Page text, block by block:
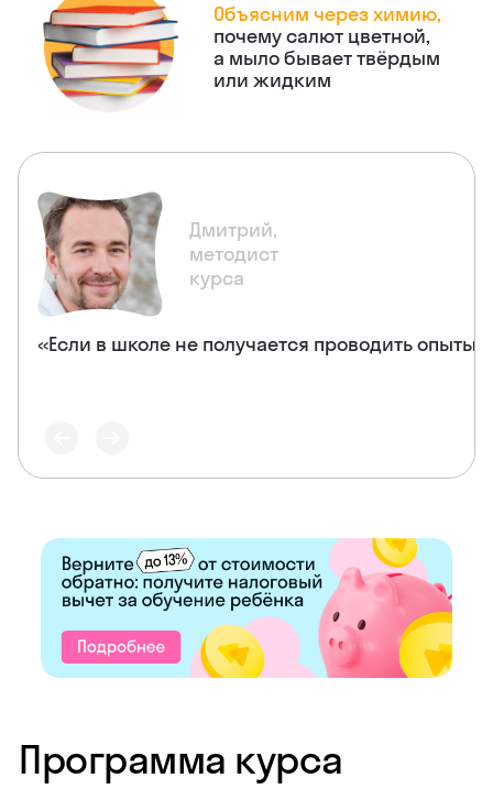
Объясним через химию,
почему салют цветной,
а мыло бывает твёрдым
или жидким
Дмитрий,
методист
курса
«Если в школе не получается проводить
Программа курса